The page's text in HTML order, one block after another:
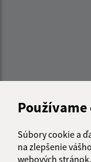
Používame
Súbory cookie a
na zlepšenie
webových